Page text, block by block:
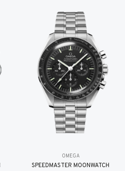
OMEGA
SPEEDMASTER MOONWATCH